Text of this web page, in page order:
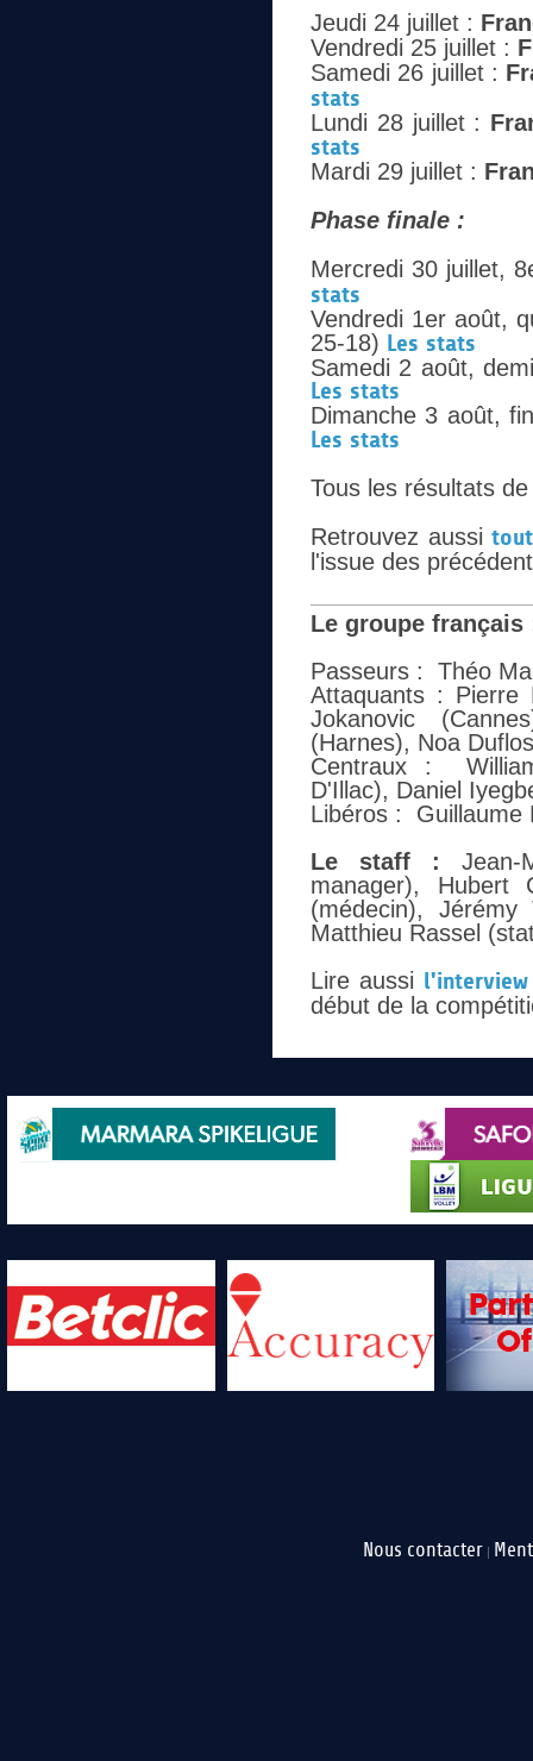
Jeudi 24 juillet :
Vendredi 25 juillet :
Samedi 26 juillet :
stats
Lundi 28 juillet :
stats
Mardi 29 juillet :
Phase finale :
Mercredi 30 juillet,
stats
Vendredi 1er août,
25-18) Les stats
Samedi 2 août,
Les stats
Dimanche 3 août,
Les stats
Tous les résultats
Retrouvez aussi
l'issue des
Le groupe français
Passeurs : Théo
Attaquants : Pierre
Jokanovic
(Harnes), Noa
Centraux :
D'Illac), Daniel
Libéros : Guillaume
Le staff :
Jean-
manager), Hubert
(médecin), Jérémy
Matthieu Rassel
Lire aussi
début de la
Nous contacter |